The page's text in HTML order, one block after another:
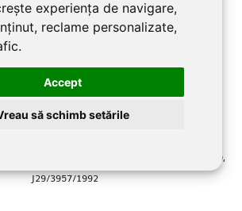
experiența de navigare,
reclame personalizate,
Accept
să schimb setările
Măneciu-Pământeni 107362
SRL toate drepturile rezervate RO2701219,
J29/3957/1992